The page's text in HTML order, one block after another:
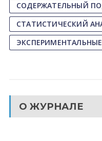
СОДЕРЖАТЕЛЬНЫЙ
СТАТИСТИЧЕСКИЙ
О ЖУРНАЛЕ